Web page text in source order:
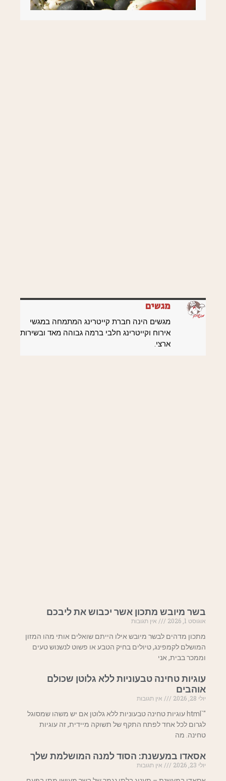
מגשים
מגשים הינה חברת קייטרינג המתמחה במגשי
אירוח וקייטרינג חלבי ברמה גבוהה מאד ובשירות
ארצי.
בשר מיובש מתכון אשר יכבוש את ליבכם
אוגוסט 1, 2026
אין תגובות
מתכון מדהים לבשר מיובש אילו הייתם שואלים אותי מהו המזון
המושלם לקמפינג, טיולים בחיק הטבע או פשוט לנשנוש טעים
וממכר בבית, אני
עוגיות טחינה טבעוניות ללא גלוטן שכולם
אוהבים
יולי 28, 2026
אין תגובות
"`html עוגיות טחינה טבעוניות ללא גלוטן אם יש משהו שמסוגל
לגרום לכל אחד לפתח התקף של תשוקה מיידית, זה עוגיות
טחינה. מה
אסאדו במעשנת: הסוד למנה המושלמת שלך
יולי 23, 2026
אין תגובות